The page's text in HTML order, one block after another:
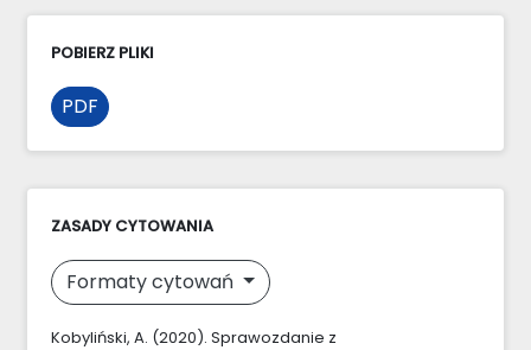
POBIERZ PLIKI
PDF
ZASADY CYTOWANIA
Formaty cytowań
Kobyliński, A. (2020). Sprawozdanie z